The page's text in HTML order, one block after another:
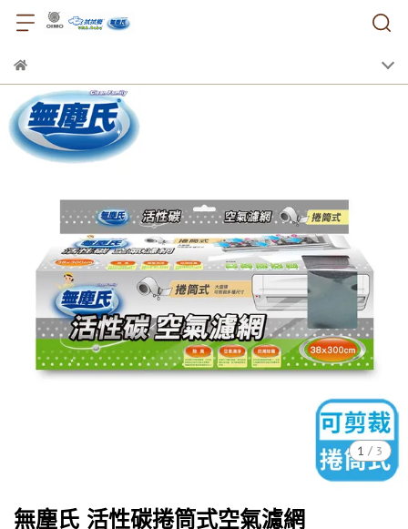
1 / 3
無塵氏 活性碳捲筒式空氣濾網